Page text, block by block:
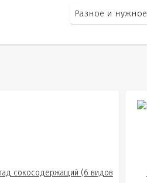
Разное и нужное